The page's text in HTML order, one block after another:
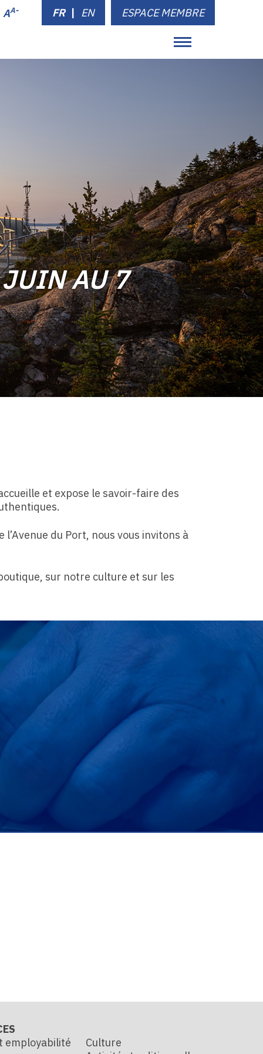
AA- FR | EN ESPACE MEMBRE
AU 7
et expose le savoir-faire des
du Port, nous vous invitons à
sur notre culture et sur les
employabilité
Culture